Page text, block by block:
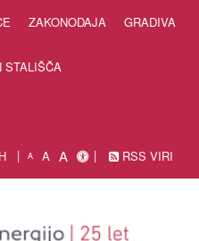
ZAKONODAJA GRADIVA
STALIŠČA
A A A RSS VIRI